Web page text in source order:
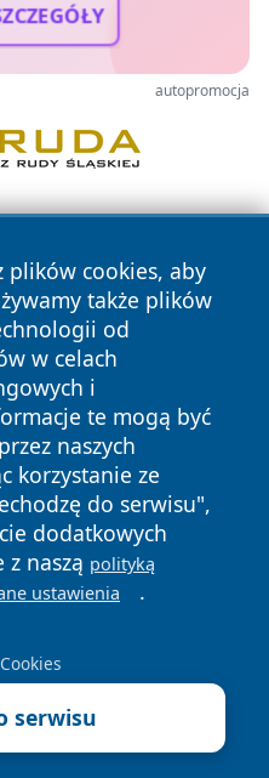
autopromocja
plików cookies, aby
także plików
od
w celach
i
te mogą być
naszych
korzystanie ze
do serwisu",
dodatkowych
naszą polityką
ustawienia .
serwisu
Wszystkie prawa
Polityka
Cookies